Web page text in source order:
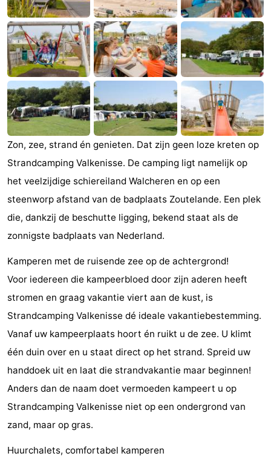
Zandput
Duinzicht
-
Joossesweg
-
Kustlicht
-
Meerpaal
-
Strandcamping
Valkenisse
-
Zee,
Bos
en
Duin
Hotels
Lastminutes
Beach
See
&
-
Galleries
-
Churches
-
Observation
points
Attractions
-
Zon, zee, strand én genieten. Dat zijn geen loze kreten op
Strandcamping Valkenisse. De camping ligt namelijk op
het veelzijdige schiereiland Walcheren en op een
steenworp afstand van de badplaats Zoutelande. Een plek
die, dankzij de beschutte ligging, bekend staat als de
zonnigste badplaats van Nederland.
Kamperen met de ruisende zee op de achtergrond!
Voor iedereen die kampeerbloed door zijn aderen heeft
stromen en graag vakantie viert aan de kust, is
Strandcamping Valkenisse dé ideale vakantiebestemming.
Vanaf uw kampeerplaats hoort én ruikt u de zee. U klimt
één duin over en u staat direct op het strand. Spreid uw
handdoek uit en laat die strandvakantie maar beginnen!
Anders dan de naam doet vermoeden kampeert u op
Strandcamping Valkenisse niet op een ondergrond van
zand, maar op gras.
Huurchalets, comfortabel kamperen